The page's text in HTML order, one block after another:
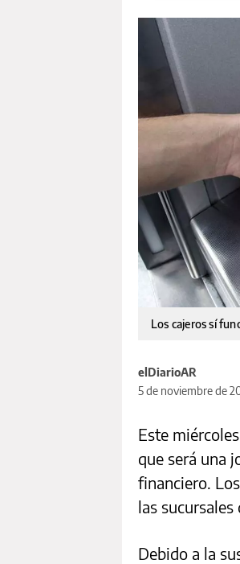
Los cajeros sí
elDiarioAR
5 de noviembre de
Este
que será una
financiero.
las
Debido a la